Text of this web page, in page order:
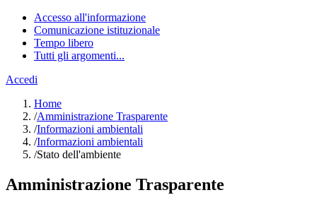
Accesso all'informazione
Comunicazione istituzionale
Tempo libero
Tutti gli argomenti...
Accedi
Home
/Amministrazione Trasparente
/Informazioni ambientali
/Informazioni ambientali
/Stato dell'ambiente
Amministrazione Trasparente